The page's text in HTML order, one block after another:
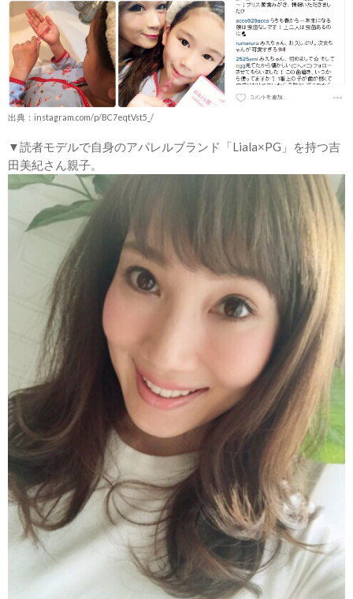
出典：instagram.com/p/BC7eqtVst5_/
▼読者モデルで自身のアパレルブランド「Liala×PG」を持つ吉
田美紀さん親子。